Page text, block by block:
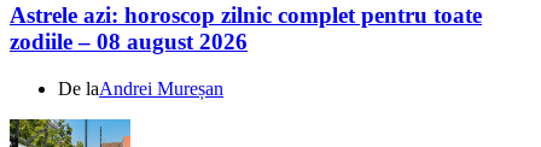
Astrele azi: horoscop zilnic complet pentru toate
zodiile – 08 august 2026
De laAndrei Mureșan